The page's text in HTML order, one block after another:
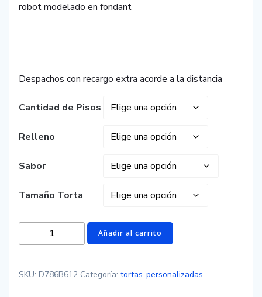
robot modelado en fondant
Despachos con recargo extra acorde a la distancia
Cantidad de Pisos
Relleno
Sabor
Tamaño Torta
de
increibles
Añadir al carrito
SKU: D786B612 Categoría: tortas-personalizadas